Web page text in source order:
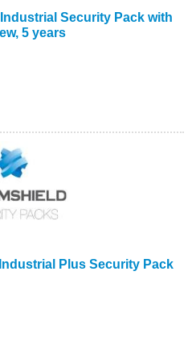
Security Pack with
5 years
Plus Security Pack